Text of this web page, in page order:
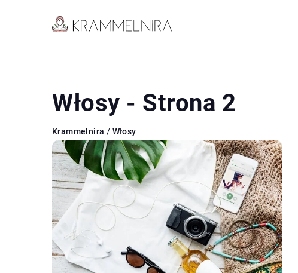
Włosy - Strona 2
Krammelnira / Włosy